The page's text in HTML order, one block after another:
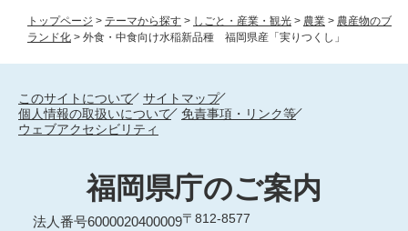
トップページ > テーマから探す > しごと・産業・観光 > 農業 > 農産物のブ
ランド化 > 外食・中食向け水稲新品種 福岡県産「実りつくし」
このサイトについて
サイトマップ
個人情報の取扱いについて
免責事項・リンク等
ウェブアクセシビリティ
福岡県庁のご案内
法人番号6000020400009〒812-8577